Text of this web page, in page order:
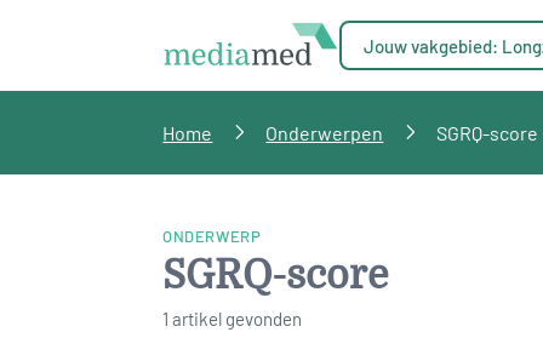
Jouw vakgebied:
Home Onderwerpen SGRQ-score
ONDERWERP
SGRQ-score
1 artikel gevonden